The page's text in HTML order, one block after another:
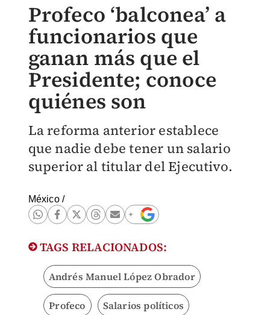
Profeco ‘balconea’ a
funcionarios que
ganan más que el
Presidente; conoce
quiénes son
La reforma anterior establece
que nadie debe tener un salario
superior al titular del Ejecutivo.
México/
TAGS RELACIONADOS:
Andrés Manuel López Obrador
Profeco Salarios políticos